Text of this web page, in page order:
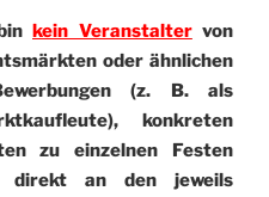
kein Veranstaltervon
oder ähnlichen
(z. B. als
konkreten
zu einzelnen Festen
direkt an den jeweils